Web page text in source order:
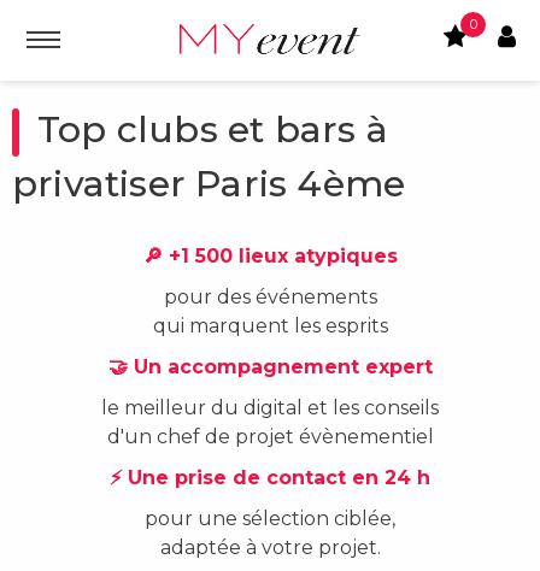
0
Top clubs et bars à
privatiser Paris 4ème
🔎 +1 500 lieux atypiques
pour des événements
qui marquent les esprits
🤝 Un accompagnement expert
le meilleur du digital et les conseils
d'un chef de projet évènementiel
⚡ Une prise de contact en 24 h
pour une sélection ciblée,
adaptée à votre projet.